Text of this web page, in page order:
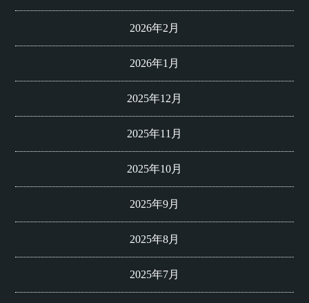
2026年2月
2026年1月
2025年12月
2025年11月
2025年10月
2025年9月
2025年8月
2025年7月